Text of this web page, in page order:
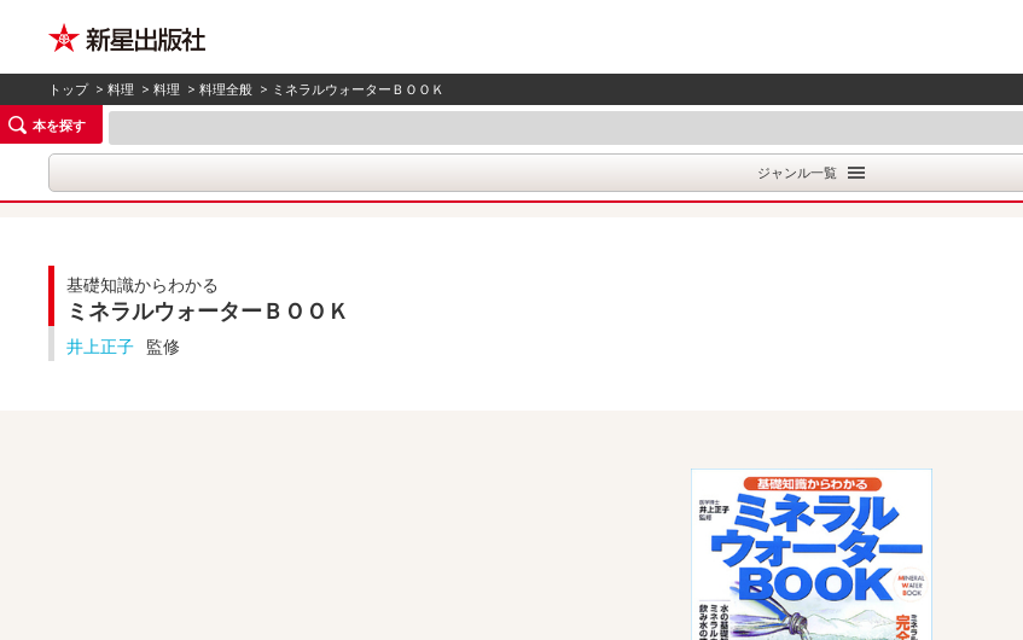
トップ >料理 >料理 >料理全般 > ミネラルウォーターＢＯＯＫ
本を探す
ジャンル一覧
基礎知識からわかる
ミネラルウォーターＢＯＯＫ
井上正子 監修